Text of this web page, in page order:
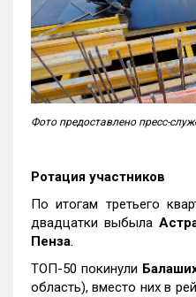
Фото предоставлено пресс-
Ротация участников
По итогам третьего
двадцатки выбыла
Пенза.
ТОП-50 покинули
область), вместо них в